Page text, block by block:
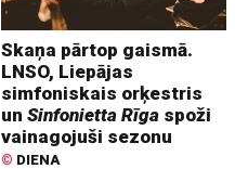
Skaņa pārtop gaismā.
LNSO, Liepājas
simfoniskais orķestris
unSinfonietta Rīga spoži
vainagojuši sezonu
© DIENA